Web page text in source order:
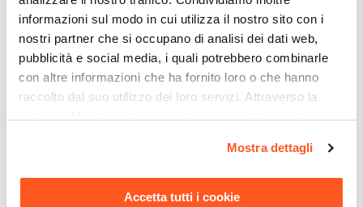
informazioni sul modo in cui utilizza il nostro sito con i
nostri partner che si occupano di analisi dei dati web,
pubblicità e social media, i quali potrebbero combinarle
con altre informazioni che ha fornito loro o che hanno
raccolto dal suo utilizzo dei loro servizi. Attraverso la
momento. Per maggiori informazioni si invita a leggere la
Mostra dettagli
Accetta tutti i cookie
Ø 18 cm
Corpo Incasso
Incluso
Tipo Cartuccia
Anti-impronta
Lunghezza Braccio
CODICE:LUXURY
Pannello doccia in acciaio
inox con soffione
CODICE:APP45
Applique LED 45 cm in
alluminio cromo - Light